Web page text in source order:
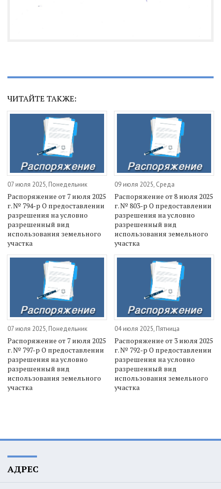
ЧИТАЙТЕ ТАКЖЕ:
07 июля 2025, Понедельник
Распоряжение от 7 июля 2025
г. № 794-р О предоставлении
разрешения на условно
разрешенный вид
использования земельного
участка
09 июля 2025, Среда
Распоряжение от 8 июля 2025
г. № 803-р О предоставлении
разрешения на условно
разрешенный вид
использования земельного
участка
07 июля 2025, Понедельник
Распоряжение от 7 июля 2025
г. № 797-р О предоставлении
разрешения на условно
разрешенный вид
использования земельного
участка
04 июля 2025, Пятница
Распоряжение от 3 июля 2025
г. № 792-р О предоставлении
разрешения на условно
разрешенный вид
использования земельного
участка
АДРЕС